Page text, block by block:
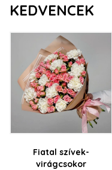
KEDVENCEK
Fiatal szívek-
virágcsokor